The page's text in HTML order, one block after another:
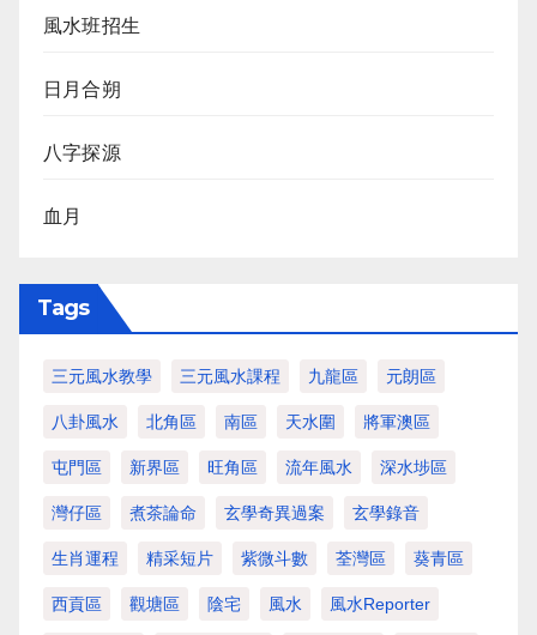
風水班招生
日月合朔
八字探源
血月
Tags
三元風水教學 三元風水課程 九龍區 元朗區
八卦風水 北角區 南區 天水圍 將軍澳區
屯門區 新界區 旺角區 流年風水 深水埗區
灣仔區 煮茶論命 玄學奇異過案 玄學錄音
生肖運程 精采短片 紫微斗數 荃灣區 葵青區
西貢區 觀塘區 陰宅 風水 風水Reporter